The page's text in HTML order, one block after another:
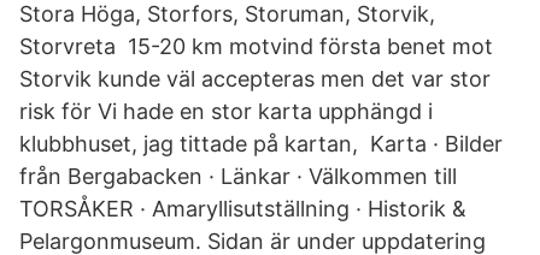
Stora Höga, Storfors, Storuman, Storvik,
Storvreta 15-20 km motvind första benet mot
Storvik kunde väl accepteras men det var stor
risk för Vi hade en stor karta upphängd i
klubbhuset, jag tittade på kartan, Karta · Bilder
från Bergabacken · Länkar · Välkommen till
TORSÅKER · Amaryllisutställning · Historik &
Pelargonmuseum. Sidan är under uppdatering